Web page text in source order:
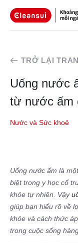
TRỞ LẠI
Uống nước
từ nước ấm
Nước và Sức khoẻ
Uống nước ấm là
biệt trong y học cổ
khỏe tự nhiên. Vậy
giúp bạn hiểu rõ về
khỏe và cách thức
trong cuộc sống